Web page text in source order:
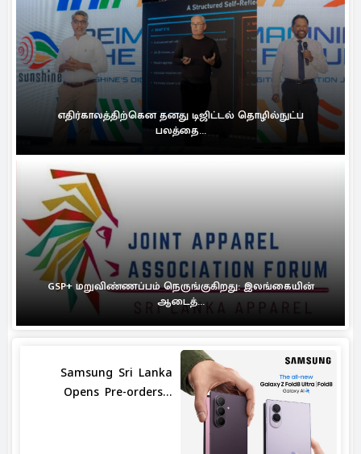
எதிர்காலத்திற்கென தனது டிஜிட்டல் தொழில்நுட்ப
பலத்தை...
GSP+ மறுவிண்ணப்பம் நெருங்குகிறது: இலங்கையின்
ஆடைத்...
Samsung Sri Lanka
Opens Pre-orders...